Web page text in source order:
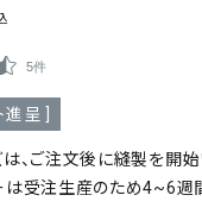
5件
進呈 ]
、ご注文後に縫製を開始
は受注生産のため4~6週